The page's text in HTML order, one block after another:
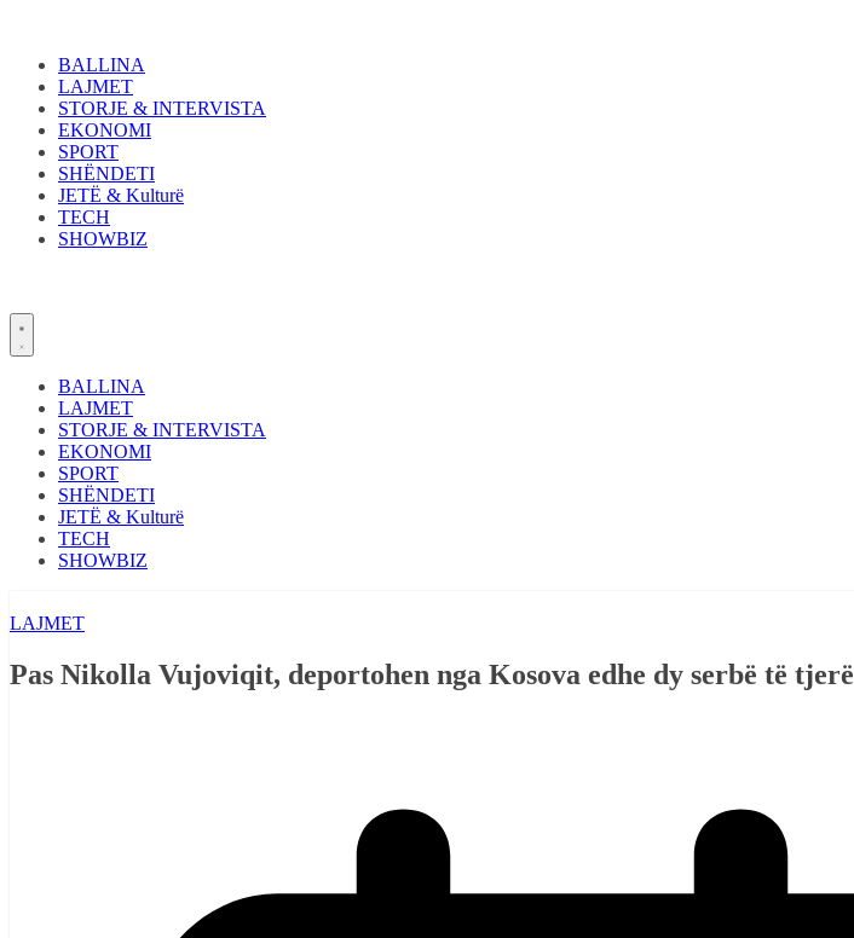
contentBALLINA
LAJMET
STORJE & INTERVISTA
EKONOMI
SPORT
SHËNDETI
JETË & Kulturë
TECH
SHOWBIZ
BALLINA
LAJMET
STORJE & INTERVISTA
EKONOMI
SPORT
SHËNDETI
JETË & Kulturë
TECH
SHOWBIZ
LAJMET
Pas Nikolla Vujoviqit, deportohen nga Kosova edhe dy serbë të tjerë